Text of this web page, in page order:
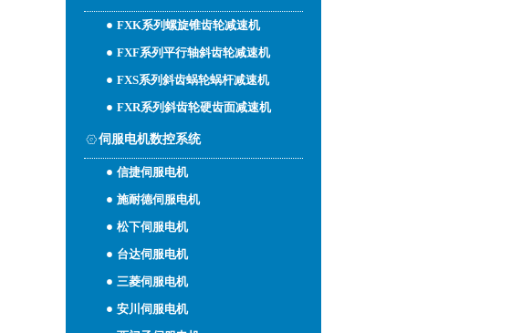
FXK系列螺旋锥齿轮减速机
FXF系列平行轴斜齿轮减速机
FXS系列斜齿蜗轮蜗杆减速机
FXR系列斜齿轮硬齿面减速机
伺服电机数控系统
信捷伺服电机
施耐德伺服电机
松下伺服电机
台达伺服电机
三菱伺服电机
安川伺服电机